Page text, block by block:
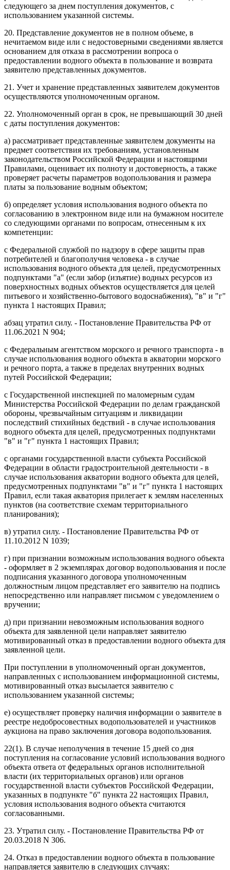
следующего за днем поступления документов, с
использованием указанной системы.
20. Представление документов не в полном объеме, в
нечитаемом виде или с недостоверными сведениями является
основанием для отказа в рассмотрении вопроса о
предоставлении водного объекта в пользование и возврата
заявителю представленных документов.
21. Учет и хранение представленных заявителем документов
осуществляются уполномоченным органом.
22. Уполномоченный орган в срок, не превышающий 30 дней
с даты поступления документов:
а) рассматривает представленные заявителем документы на
предмет соответствия их требованиям, установленным
законодательством Российской Федерации и настоящими
Правилами, оценивает их полноту и достоверность, а также
проверяет расчеты параметров водопользования и размера
платы за пользование водным объектом;
б) определяет условия использования водного объекта по
согласованию в электронном виде или на бумажном носителе
со следующими органами по вопросам, отнесенным к их
компетенции:
с Федеральной службой по надзору в сфере защиты прав
потребителей и благополучия человека - в случае
использования водного объекта для целей, предусмотренных
подпунктами "а" (если забор (изъятие) водных ресурсов из
поверхностных водных объектов осуществляется для целей
питьевого и хозяйственно-бытового водоснабжения), "в" и "г"
пункта 1 настоящих Правил;
абзац утратил силу. - Постановление Правительства РФ от
11.06.2021 N 904;
с Федеральным агентством морского и речного транспорта - в
случае использования водного объекта в акватории морского
и речного порта, а также в пределах внутренних водных
путей Российской Федерации;
с Государственной инспекцией по маломерным судам
Министерства Российской Федерации по делам гражданской
обороны, чрезвычайным ситуациям и ликвидации
последствий стихийных бедствий - в случае использования
водного объекта для целей, предусмотренных подпунктами
"в" и "г" пункта 1 настоящих Правил;
с органами государственной власти субъекта Российской
Федерации в области градостроительной деятельности - в
случае использования акватории водного объекта для целей,
предусмотренных подпунктами "в" и "г" пункта 1 настоящих
Правил, если такая акватория прилегает к землям населенных
пунктов (на соответствие схемам территориального
планирования);
в) утратил силу. - Постановление Правительства РФ от
11.10.2012 N 1039;
г) при признании возможным использования водного объекта
- оформляет в 2 экземплярах договор водопользования и после
подписания указанного договора уполномоченным
должностным лицом представляет его заявителю на подпись
непосредственно или направляет письмом с уведомлением о
вручении;
д) при признании невозможным использования водного
объекта для заявленной цели направляет заявителю
мотивированный отказ в предоставлении водного объекта для
заявленной цели.
При поступлении в уполномоченный орган документов,
направленных с использованием информационной системы,
мотивированный отказ высылается заявителю с
использованием указанной системы;
е) осуществляет проверку наличия информации о заявителе в
реестре недобросовестных водопользователей и участников
аукциона на право заключения договора водопользования.
22(1). В случае неполучения в течение 15 дней со дня
поступления на согласование условий использования водного
объекта ответа от федеральных органов исполнительной
власти (их территориальных органов) или органов
государственной власти субъектов Российской Федерации,
указанных в подпункте "б" пункта 22 настоящих Правил,
условия использования водного объекта считаются
согласованными.
23. Утратил силу. - Постановление Правительства РФ от
20.03.2018 N 306.
24. Отказ в предоставлении водного объекта в пользование
направляется заявителю в следующих случаях: